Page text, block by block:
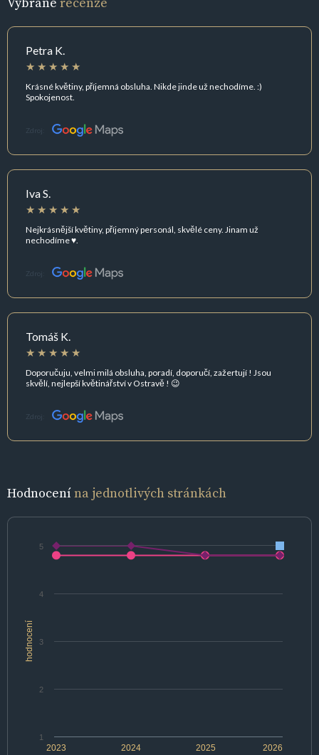
Petra K.
Krásné květiny, příjemná obsluha. Nikde jinde už nechodíme. :)
Spokojenost.
Zdroj:
Iva S.
Nejkrásnější květiny, příjemný personál, skvělé ceny. Jinam už
nechodíme ♥️.
Zdroj:
Tomáš K.
Doporučuju, velmi milá obsluha, poradí, doporučí, zažertují ! Jsou
skvělí, nejlepší květinářství v Ostravě ! 😉
Zdroj:
Hodnocenína jednotlivých stránkách
hodnocení
2024 2026
2023 2025
1
2
3
4
5